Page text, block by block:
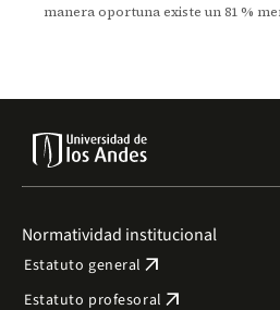
manera oportuna existe un 81 %
Normatividad institucional
Estatuto general arrow_outward
Estatuto profesoral arrow_outward